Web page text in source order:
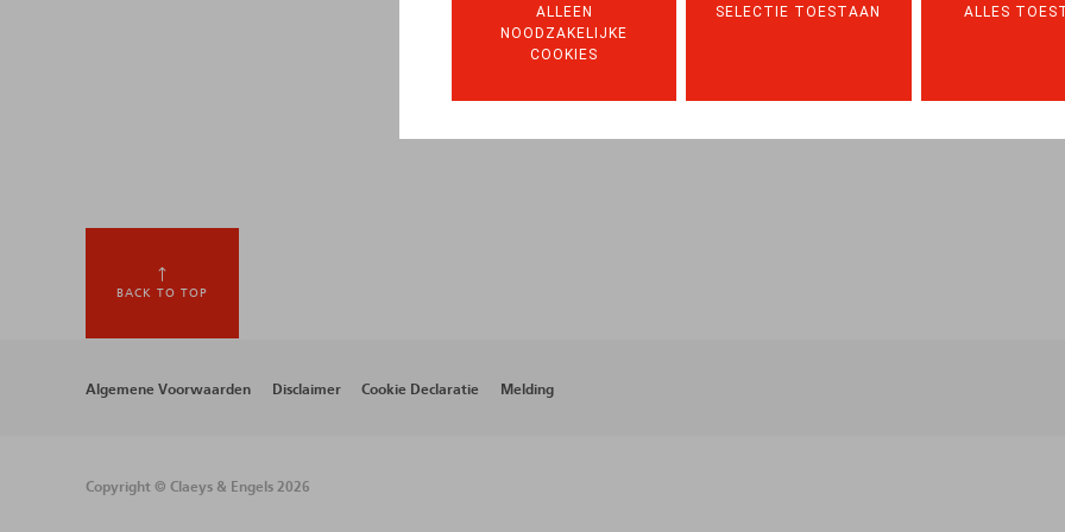
ALLEEN
NOODZAKELIJKE
COOKIES
SELECTIE TOESTAAN ALLES
BACK TO TOP
Footer
Algemene Voorwaarden Disclaimer Cookie Declaratie Melding
Copyright © Claeys & Engels 2026